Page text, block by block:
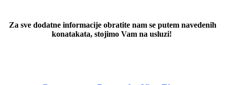
Za sve dodatne informacije obratite nam se putem navedenih
konatakata, stojimo Vam na usluzi!